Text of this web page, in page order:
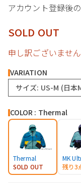
アカウント登録後
SOLD OUT
申し訳ございませ
VARIATION
サイズ: US-M (日本
COLOR : Thermal
Thermal
SOLD OUT
残り3